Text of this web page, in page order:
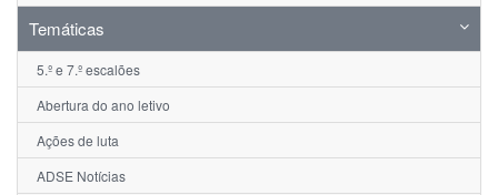
Temáticas
5.º e 7.º escalões
Abertura do ano letivo
Ações de luta
ADSE Notícias